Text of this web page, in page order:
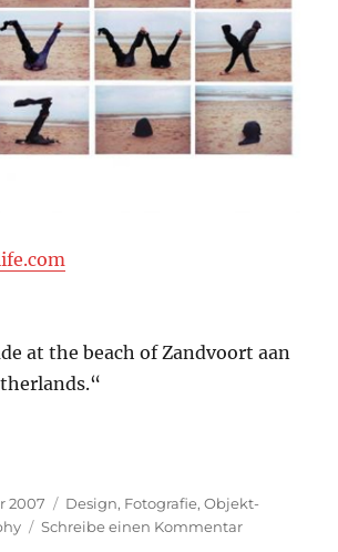
at the beach of Zandvoort aan
2007 Kategorien
Design, Fotografie,Objekt-
Schreibe einen Kommentarzu